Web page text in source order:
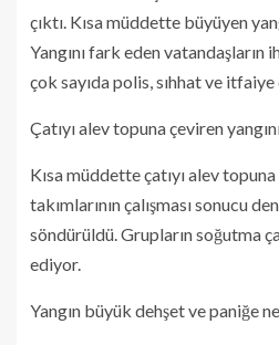
çıktı. Kısa müddette büyüyen
Yangını fark eden vatandaşların
çok sayıda polis, sıhhat ve
Çatıyı alev topuna çeviren
Kısa müddette çatıyı alev
takımlarının çalışması sonucu
söndürüldü. Grupların soğutma
ediyor.
Yangın büyük dehşet ve paniğe